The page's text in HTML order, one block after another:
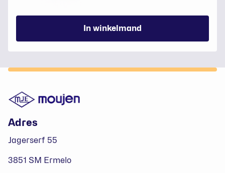
In winkelmand
Footer
Adres
Jagerserf 55
3851 SM Ermelo